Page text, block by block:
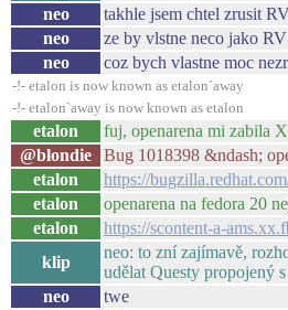
neo
takhle jsem chtel zrusit
neo
ze by vlstne neco jako
neo
coz bych vlastne moc
-!- etalon is now known as etalon`away
-!- etalon`away is now known as etalon
etalon fuj, openarena mi zabila
@blondie
Bug 1018398 &ndash;
etalon
https://
etalon
openarena na fedora 20
etalon
https://scontent-a-
klip
neo: to zní zajímavě,
udělat Questy propojený
neo
twe